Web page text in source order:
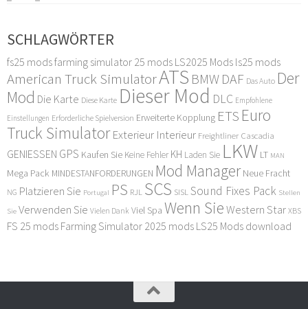
SCHLAGWÖRTER
fs25 modsfarming simulator 25 mods LS2025 Mods ls25 mods
American Truck SimulatorATS BMW DAF Das Auto Der
Mod Die Karte Diese Karte Dieser Mod DLC Empfohlene
Einstellungen Erforderliche Spielversion Erweiterte Kopplung ETS Euro
Truck Simulator Exterieur Interieur Freightliner Cascadia
GENIESSEN GPS Kaufen Sie Keine Fehler KH Laden Sie LKW LT MAN
Mega Pack MINDESTANFORDERUNGEN Mod Manager Neue Fracht
NG Platzieren Sie Portugal PS RJL SCS SISL Sound Fixes Pack Stellen
Sie Verwenden Sie Vielen Dank Viel Spa Wenn Sie Western Star XBS
FS 25 mods Farming Simulator 2025 mods LS25 Mods download